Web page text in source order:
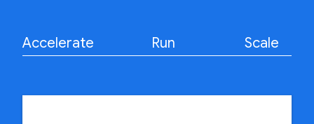
Accelerate Run Scale